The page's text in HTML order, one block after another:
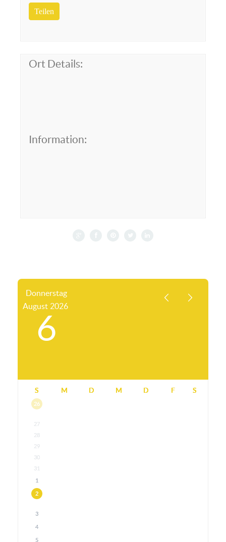
Teilen
Ort Details:
Information:
Donnerstag
August 2026
6
S M D M D F S
26
27
28
29
30
31
1
2
3
4
5